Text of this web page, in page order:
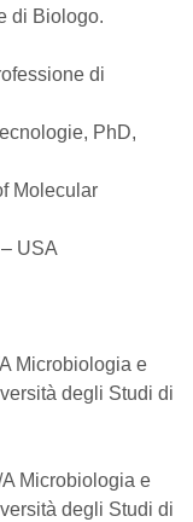
di Biologo.
di
PhD,
Molecular
USA
Microbiologia e
degli Studi di
Microbiologia e
degli Studi di